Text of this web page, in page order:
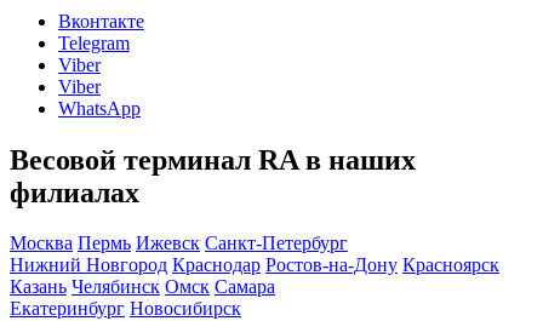
Вконтакте
Telegram
Viber
Viber
WhatsApp
Весовой терминал RA в наших
филиалах
Москва Пермь Ижевск Санкт-Петербург
Нижний Новгород Краснодар Ростов-на-Дону Красноярск
Казань Челябинск Омск Самара
Екатеринбург Новосибирск